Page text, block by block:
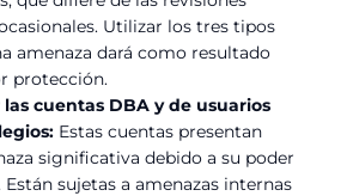
Utilizar los tres tipos
amenaza dará como resultado
protección.
cuentas DBA y de usuarios
Estas cuentas presentan
significativa debido a su poder
sujetas a amenazas internas